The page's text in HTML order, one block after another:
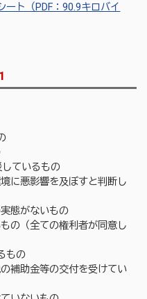
ト（PDF：90.9キロバイ
ているもの
に悪影響を及ぼすと判断し
態がないもの
の（全ての権利者が同意し
もの
補助金等の交付を受けてい